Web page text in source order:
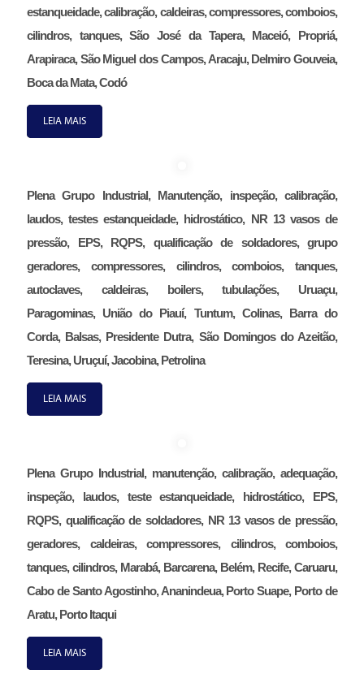
estanqueidade, calibração, caldeiras, compressores, comboios,
cilindros, tanques, São José da Tapera, Maceió, Propriá,
Arapiraca, São Miguel dos Campos, Aracaju, Delmiro Gouveia,
Boca da Mata, Codó
LEIA MAIS
Plena Grupo Industrial, Manutenção, inspeção, calibração,
laudos, testes estanqueidade, hidrostático, NR 13 vasos de
pressão, EPS, RQPS, qualificação de soldadores, grupo
geradores, compressores, cilindros, comboios, tanques,
autoclaves, caldeiras, boilers, tubulações, Uruaçu,
Paragominas, União do Piauí, Tuntum, Colinas, Barra do
Corda, Balsas, Presidente Dutra, São Domingos do Azeitão,
Teresina, Uruçuí, Jacobina, Petrolina
LEIA MAIS
Plena Grupo Industrial, manutenção, calibração, adequação,
inspeção, laudos, teste estanqueidade, hidrostático, EPS,
RQPS, qualificação de soldadores, NR 13 vasos de pressão,
geradores, caldeiras, compressores, cilindros, comboios,
tanques, cilindros, Marabá, Barcarena, Belém, Recife, Caruaru,
Cabo de Santo Agostinho, Ananindeua, Porto Suape, Porto de
Aratu, Porto Itaqui
LEIA MAIS